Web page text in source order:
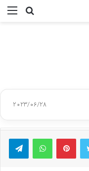
جستجو
2023/06/28
توییتر پینتریستواتس آپ